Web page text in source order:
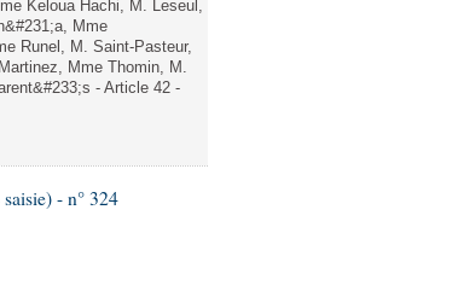
Keloua Hachi, M. Leseul,
Mme
Runel, M. Saint-Pasteur,
Mme Thomin, M.
- Article 42 -
- n° 324